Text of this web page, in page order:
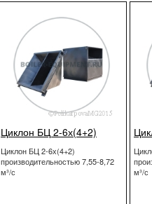
Циклон БЦ 2-6х(4+2)
Циклон БЦ 2-6х(4+2)
производительностью 7,55-8,72
м³/с
м³/с